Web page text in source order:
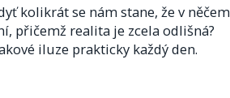
kolikrát se nám stane, že v něčem
přičemž realita je zcela odlišná?
iluze prakticky každý den.